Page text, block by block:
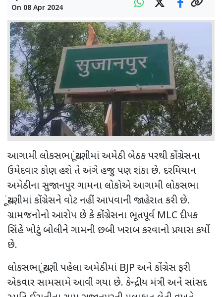
On 08 Apr 2024
આગામી લોકસભા ચૂંટણીમાં અમેઠી બેઠક પરથી કોંગ્રેસના
ઉમેદવાર કોણ હશે તે અંગે હજુ પણ શંકા છે. દરમિયાન
અમેઠીના સુજાનપુર ગામના લોકોએ આગામી લોકસભા
ચૂંટણીમાં કોંગ્રેસને વોટ નહીં આપવાની જાહેરાત કરી છે.
ગ્રામજનોનો આરોપ છે કે કોંગ્રેસના ભૂતપૂર્વ MLC દીપક
સિંહે ખોટું બોલીને ગામની છબી ખરાબ કરવાનો પ્રયાસ કર્યો
છે.
લોકસભા ચૂંટણી પહેલા અમેઠીમાં BJP અને કોંગ્રેસ ફરી
એકવાર સામસામે આવી ગયા છે. કેન્દ્રીય મંત્રી અને સાંસદ